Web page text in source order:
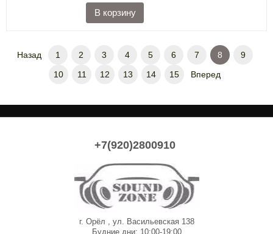
Назад 1 2 3 4 5 6 7 8
9
10
11 12 13 14 15 Вперед
+7(920)2800910
г. Орёл , ул. Васильевская 138
Будние дни: 10:00-19:00